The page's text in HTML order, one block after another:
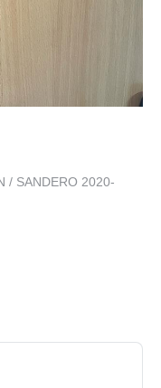
/ SANDERO 2020-